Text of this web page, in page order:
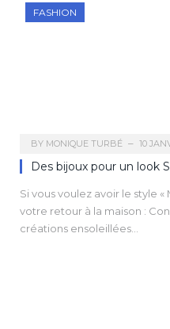
FASHION
BY MONIQUE TURBÉ 10
Des bijoux pour un look
Si vous voulez avoir le style «
votre retour à la maison :
créations ensoleillées…